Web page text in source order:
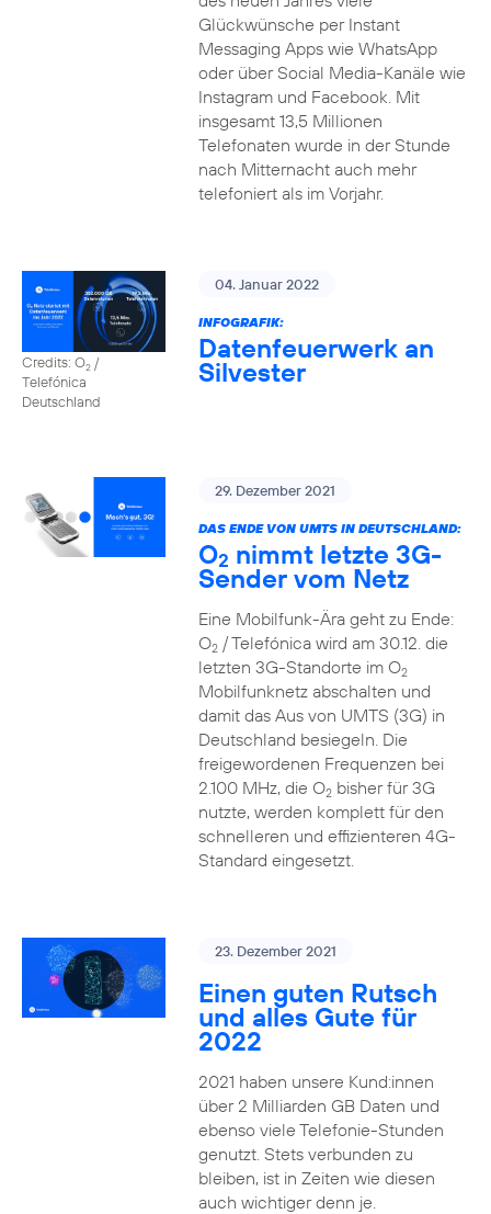
Glückwünsche per Instant
Messaging Apps wie WhatsApp
oder über Social Media-Kanäle wie
Instagram und Facebook. Mit
insgesamt 13,5 Millionen
Telefonaten wurde in der Stunde
nach Mitternacht auch mehr
telefoniert als im Vorjahr.
Credits: O2 /
Telefónica
Deutschland
04. Januar 2022
INFOGRAFIK:
Datenfeuerwerk an
Silvester
29. Dezember 2021
DAS ENDE VON UMTS IN DEUTSCHLAND:
O2 nimmt letzte 3G-
Sender vom Netz
Eine Mobilfunk-Ära geht zu Ende:
O2/ Telefónica wird am 30.12. die
letzten 3G-Standorte im O2
Mobilfunknetz abschalten und
damit das Aus von UMTS (3G) in
Deutschland besiegeln. Die
freigewordenen Frequenzen bei
2.100 MHz, die O2bisher für 3G
nutzte, werden komplett für den
schnelleren und effizienteren 4G-
Standard eingesetzt.
23. Dezember 2021
Einen guten Rutsch
und alles Gute für
2022
2021 haben unsere Kund:innen
über 2 Milliarden GB Daten und
ebenso viele Telefonie-Stunden
genutzt. Stets verbunden zu
bleiben, ist in Zeiten wie diesen
auch wichtiger denn je.